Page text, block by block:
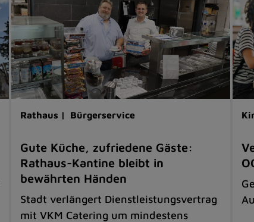
Rathaus | Bürgerservice
Gute Küche, zufriedene Gäste:
Rathaus-Kantine bleibt in
bewährten Händen
Stadt verlängert Dienstleistungsvertrag
mit VKM Catering um mindestens